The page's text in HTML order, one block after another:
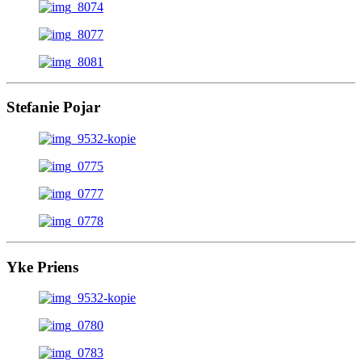
Stefanie Pojar
Yke Priens